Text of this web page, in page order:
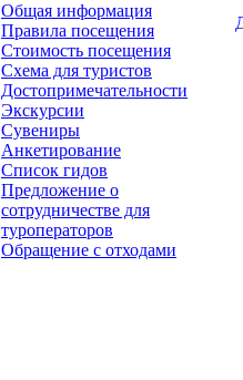
Общая информация
Правила посещения
Стоимость посещения
Схема для туристов
Достопримечательности
Экскурсии
Сувениры
Анкетирование
Список гидов
Предложение о
сотрудничестве для
туроператоров
Обращение с отходами